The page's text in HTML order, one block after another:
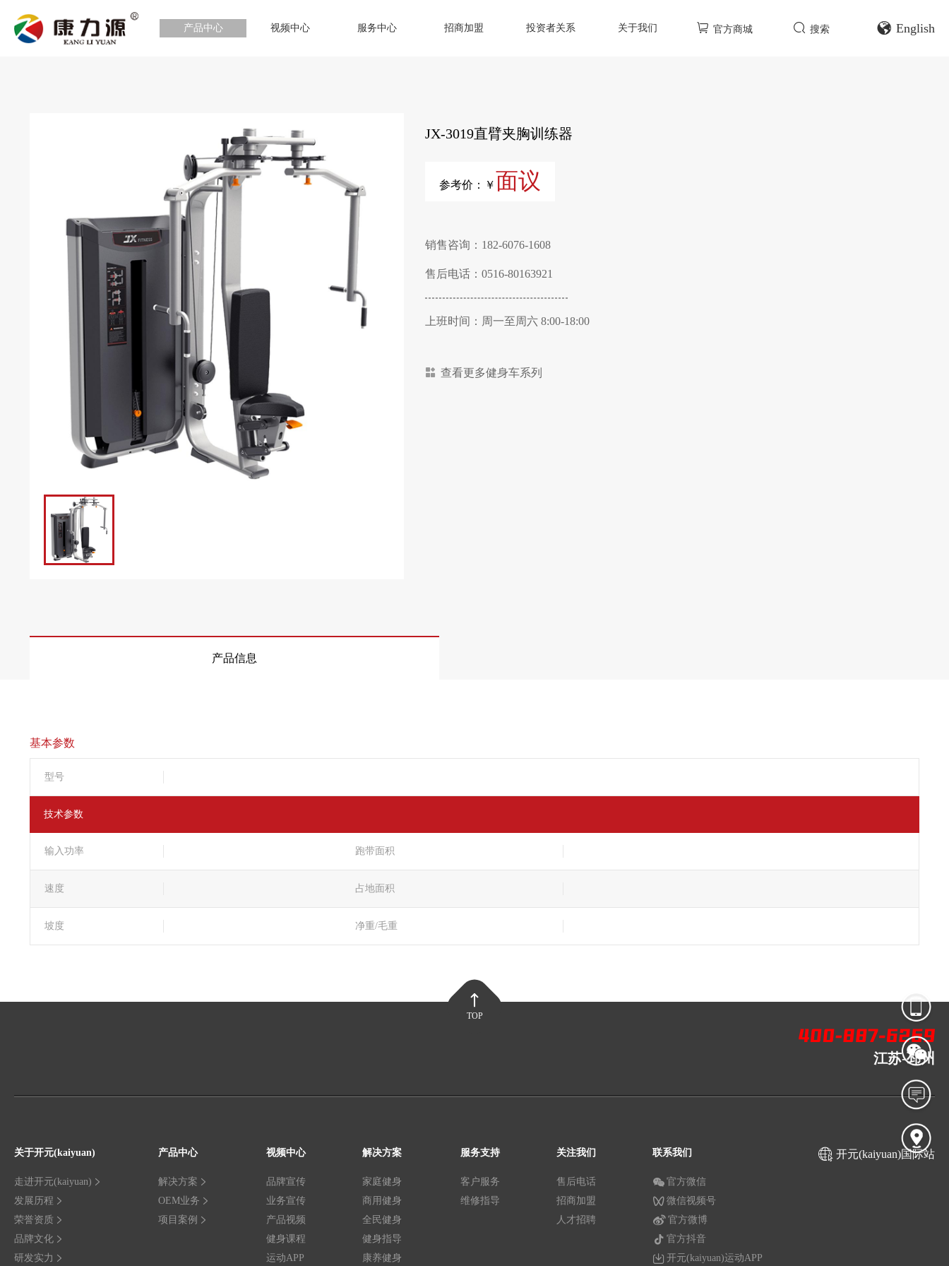
产品中心 视频中心 服务中心 招商加盟 投资者关系 关于我们 官方商城 搜索 English
JX-3019直臂夹胸训练器
参考价：￥面议
销售咨询：182-6076-1608
售后电话：0516-80163921
上班时间：周一至周六 8:00-18:00
查看更多健身车系列
产品信息
基本参数
型号
技术参数
输入功率 跑带面积
速度 占地面积
坡度 净重/毛重
TOP
江苏-邳州
关于开元(kaiyuan)
走进开元(kaiyuan)
发展历程
荣誉资质
品牌文化
研发实力
产品中心
解决方案
OEM业务
项目案例
视频中心
品牌宣传
业务宣传
产品视频
健身课程
运动APP
解决方案
家庭健身
商用健身
全民健身
健身指导
康养健身
服务支持
客户服务
维修指导
关注我们
售后电话
招商加盟
人才招聘
联系我们
官方微信
微信视频号
官方微博
官方抖音
开元(kaiyuan)运动APP
开元(kaiyuan)国际站